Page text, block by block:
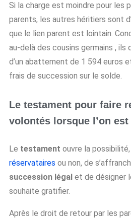
Si la charge est moindre pour les
parents, les autres héritiers sont
que le lien parent est lointain.
au-delà des cousins germains ,
d’un abattement de 1 594 euros
frais de succession sur le solde.
Le testament pour faire
volontés lorsque l’on
Le testament ouvre la possibilité,
réservataires ou non, de
succession légal et de désigner
souhaite gratifier.
Après le droit de retour par les